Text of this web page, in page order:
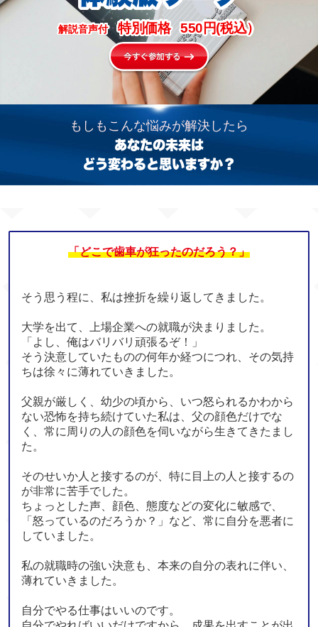
解説音声付特別価格 550 円(税込）
今すぐ参加する
もしもこんな悩みが解決したら
あなたの未来は
どう変わると思いますか？
「どこで歯車が狂ったのだろう？」
そう思う程に、私は挫折を繰り返してきました。
大学を出て、上場企業への就職が決まりました。
「よし、俺はバリバリ頑張るぞ！」
そう決意していたものの何年か経つにつれ、その気持
ちは徐々に薄れていきました。
父親が厳しく、幼少の頃から、いつ怒られるかわから
ない恐怖を持ち続けていた私は、父の顔色だけでな
く、常に周りの人の顔色を伺いながら生きてきたまし
た。
そのせいか人と接するのが、特に目上の人と接するの
が非常に苦手でした。
ちょっとした声、顔色、態度などの変化に敏感で、
「怒っているのだろうか？」など、常に自分を悪者に
していました。
私の就職時の強い決意も、本来の自分の表れに伴い、
薄れていきました。
自分でやる仕事はいいのです。